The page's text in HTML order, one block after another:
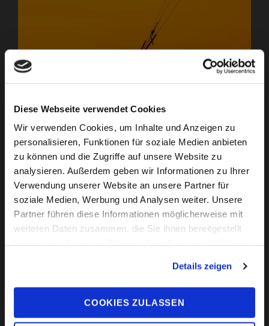
Diese Webseite verwendet Cookies
Wir verwenden Cookies, um Inhalte und Anzeigen zu
personalisieren, Funktionen für soziale Medien anbieten
zu können und die Zugriffe auf unsere Website zu
analysieren. Außerdem geben wir Informationen zu Ihrer
Verwendung unserer Website an unsere Partner für
soziale Medien, Werbung und Analysen weiter. Unsere
Partner führen diese Informationen möglicherweise mit
weiteren Daten zusammen, die Sie ihnen bereitgestellt
Cookies, wenn Sie unsere Webseite weiterhin nutzen.
Details zeigen
COOKIES ZULASSEN